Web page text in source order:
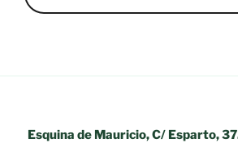
Esquina de Mauricio, C/ Esparto,